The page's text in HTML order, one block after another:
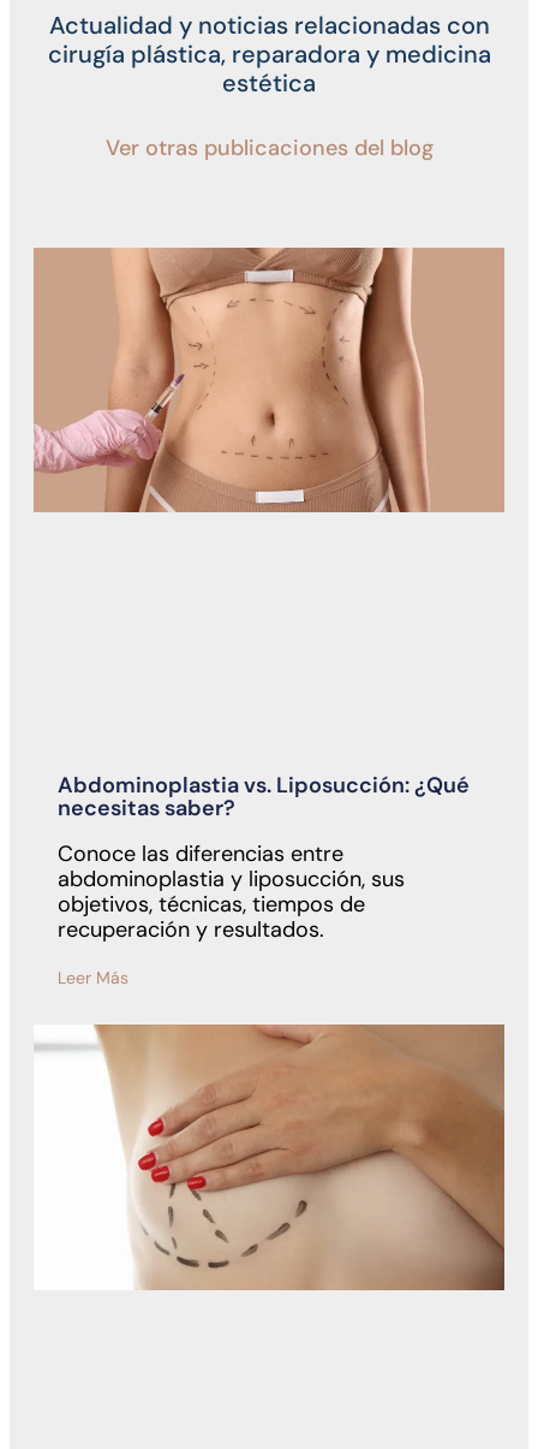
Actualidad y noticias relacionadas con
cirugía plástica, reparadora y medicina
estética
Ver otras publicaciones del blog
Abdominoplastia vs. Liposucción: ¿Qué
necesitas saber?
Conoce las diferencias entre
abdominoplastia y liposucción, sus
objetivos, técnicas, tiempos de
recuperación y resultados.
Leer Más